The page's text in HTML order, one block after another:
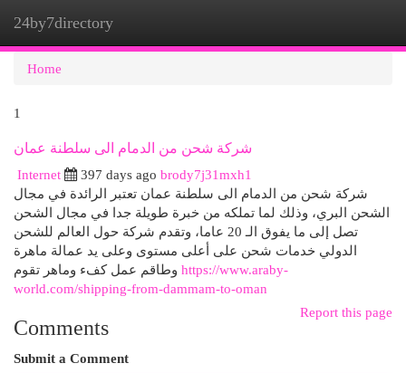
24by7directory
Home
1
شركة شحن من الدمام الى سلطنة عمان
Internet
397 days ago brody7j31mxh1
شركة شحن من الدمام الى سلطنة عمان تعتبر الرائدة في مجال
الشحن البري، وذلك لما تملكه من خبرة طويلة جدا في مجال الشحن
تصل إلى ما يفوق الـ 20 عاما، وتقدم شركة حول العالم للشحن
الدولي خدمات شحن على أعلى مستوى وعلى يد عمالة ماهرة
https://www.araby-
world.com/shipping-from-dammam-to-oman
Report this page
Comments
Submit a Comment